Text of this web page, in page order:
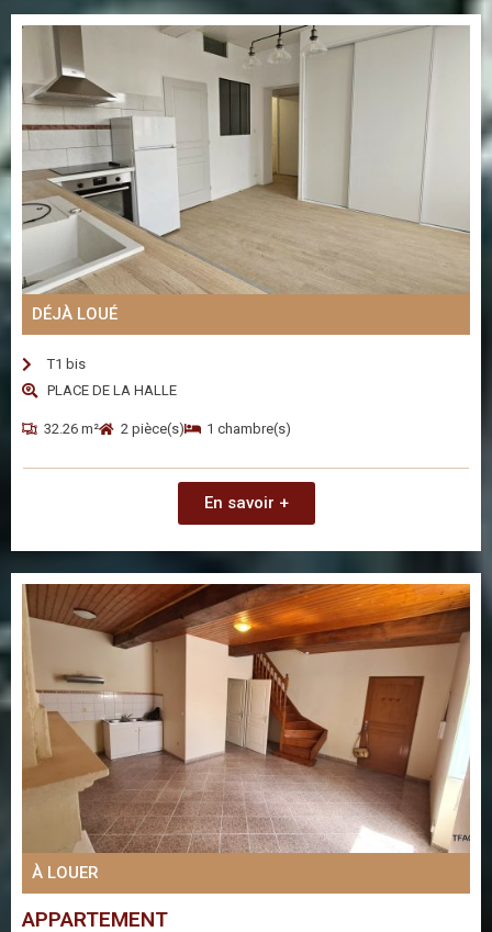
DÉJÀ LOUÉ
T1 bis
PLACE DE LA HALLE
32.26 m² 2 pièce(s) 1 chambre(s)
En savoir +
À LOUER
APPARTEMENT